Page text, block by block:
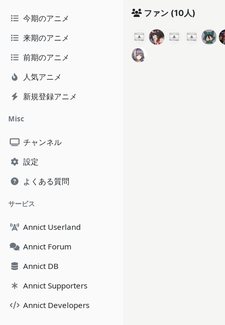
今期のアニメ
来期のアニメ
前期のアニメ
人気アニメ
新規登録アニメ
Misc
チャンネル
設定
よくある質問
サービス
Annict Userland
Annict Forum
Annict DB
Annict Supporters
Annict Developers
ファン (10人)